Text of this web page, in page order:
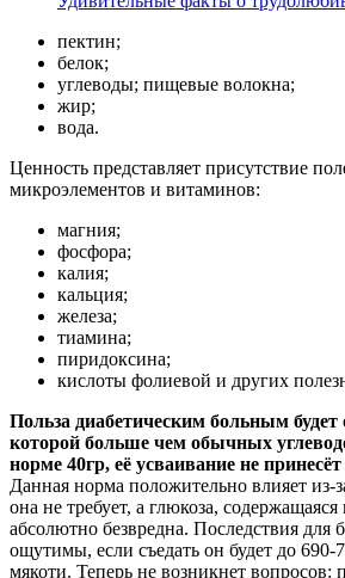
пектин;
белок;
углеводы; пищевые волокна;
жир;
вода.
Ценность представляет присутствие
микроэлементов и витаминов:
магния;
фосфора;
калия;
кальция;
железа;
тиамина;
пиридоксина;
кислоты фолиевой и других
Польза диабетическим больным
которой больше чем обычных
норме 40гр, её усваивание не
Данная норма положительно влияет из-
она не требует, а глюкоза,
абсолютно безвредна. Последствия для
ощутимы, если съедать он будет до 690-
мякоти. Теперь не возникнет вопросов: